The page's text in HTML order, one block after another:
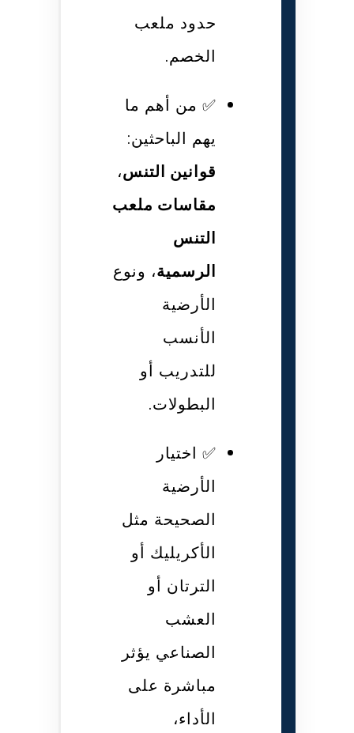
حدود ملعب
الخصم.
✅ من أهم ما
يهم الباحثين:
قوانين التنس،
مقاسات ملعب
التنس
الرسمية، ونوع
الأرضية
الأنسب
للتدريب أو
البطولات.
✅ اختيار
الأرضية
الصحيحة مثل
الأكريليك أو
الترتان أو
العشب
الصناعي يؤثر
مباشرة على
الأداء،